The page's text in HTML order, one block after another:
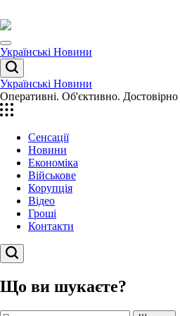
до
вмісту
Menu
Українські Новини
Пошук
Українські Новини
Оперативні. Об'єктивно. Достовірно
Сенсації
Новини
Економіка
Військове
Корупція
Відео
Гроші
Контакти
Пошук
Що ви шукаєте?